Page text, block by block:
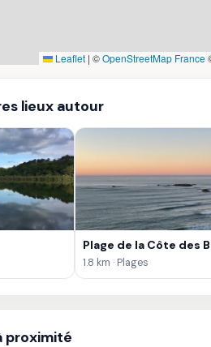
Leaflet | ©OpenStreetMap France
lieux autour
Plage de la Côte des
1.8 km · Plages
proximité